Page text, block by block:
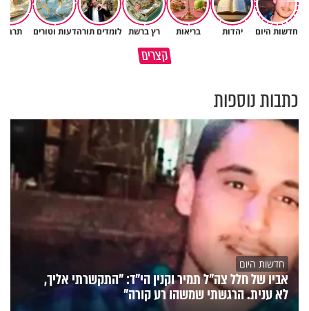
חדשות היום יהדות בריאות רץ ברשת לומדים תורהדעות וטורים
קצרים
תשתמש באהבה של השם לטובתך
פותחים פתח קטן - ומקבלים
כתבות נוספות
חדשות היום
אביו של חלל צה"ל תמיר וקנין הי"ד: "התקשרתי אליך,
לא ענית. הרגשתי שמשהו רע קורה"